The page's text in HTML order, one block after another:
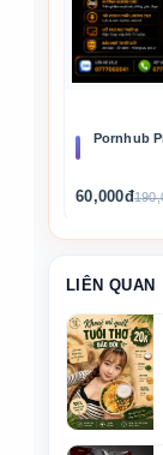
Pornhub
60,000đ
LIÊN QUAN